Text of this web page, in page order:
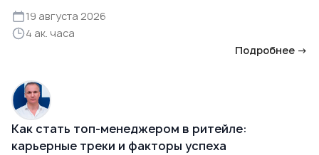
19 августа 2026
4 ак. часа
Подробнее →
Как стать топ-менеджером в ритейле:
карьерные треки и факторы успеха